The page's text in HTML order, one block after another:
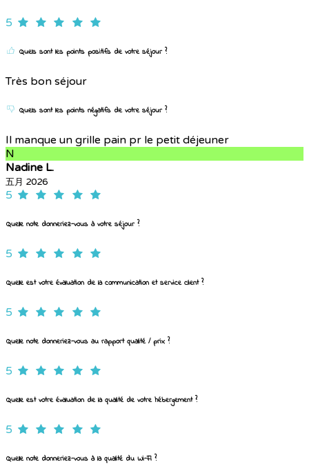
5
Quels sont les points positifs de votre séjour ?
Très bon séjour
Quels sont les points négatifs de votre séjour ?
Il manque un grille pain pr le petit déjeuner
N
Nadine L.
五月 2026
5
Quelle note donneriez-vous à votre séjour ?
5
Quelle est votre évaluation de la communication et service client ?
5
Quelle note donneriez-vous au rapport qualité / prix ?
5
Quelle est votre évaluation de la qualité de votre hébergement ?
5
Quelle note donneriez-vous à la qualité du Wi-Fi ?